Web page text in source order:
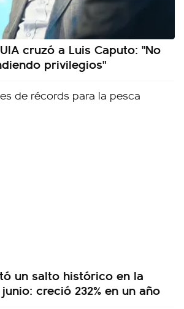
cruzó a Luis Caputo: "No
privilegios"
un salto histórico en la
creció 232% en un año